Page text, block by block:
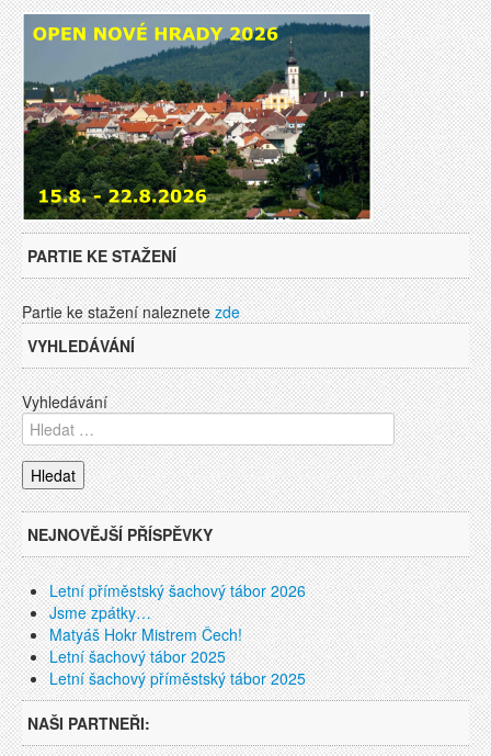
PARTIE KE STAŽENÍ
Partie ke stažení naleznetezde
VYHLEDÁVÁNÍ
Vyhledávání
NEJNOVĚJŠÍ PŘÍSPĚVKY
Letní příměstský šachový tábor 2026
Jsme zpátky…
Matyáš Hokr Mistrem Čech!
Letní šachový tábor 2025
Letní šachový příměstský tábor 2025
NAŠI PARTNEŘI: